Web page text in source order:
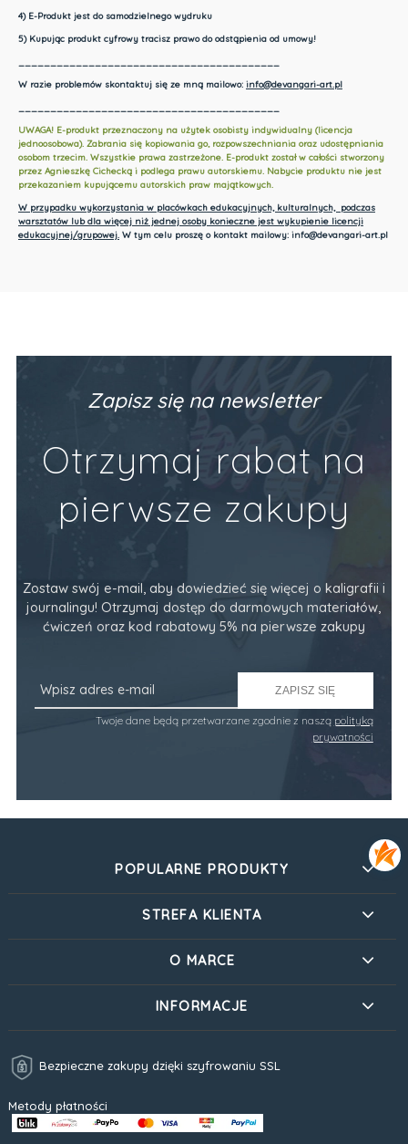
4) E-Produkt jest do samodzielnego wydruku
5) Kupując produkt cyfrowy tracisz prawo do odstąpienia od umowy!
W razie problemów skontaktuj się ze mną mailowo: info@devangari-art.pl
UWAGA! E-produkt przeznaczony na użytek osobisty indywidualny (licencja
jednoosobowa). Zabrania się kopiowania go, rozpowszechniania oraz udostępniania
osobom trzecim. Wszystkie prawa zastrzeżone. E-produkt został w całości stworzony
przez Agnieszkę Cichecką i podlega prawu autorskiemu. Nabycie produktu nie jest
przekazaniem kupującemu autorskich praw majątkowych.
W przypadku wykorzystania w placówkach edukacyjnych, kulturalnych, podczas
warsztatów lub dla więcej niż jednej osoby konieczne jest wykupienie licencji
edukacyjnej/grupowej.W tym celu proszę o kontakt mailowy: info@devangari-art.pl
Zapisz się na newsletter
Otrzymaj rabat na
pierwsze zakupy
Zostaw swój e-mail, aby dowiedzieć się więcej o kaligrafii i
journalingu! Otrzymaj dostęp do darmowych materiałów,
ćwiczeń oraz kod rabatowy 5% na pierwsze zakupy
ZAPISZ SIĘ
Twoje dane będą przetwarzane zgodnie z naszą polityką
prywatności
POPULARNE PRODUKTY
STREFA KLIENTA
O MARCE
INFORMACJE
Bezpieczne zakupy dzięki szyfrowaniu SSL
Metody płatności